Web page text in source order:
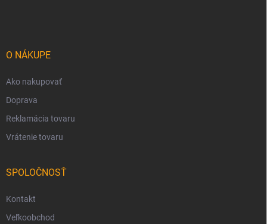
O NÁKUPE
Ako nakupovať
Doprava
Reklamácia tovaru
Vrátenie tovaru
SPOLOČNOSŤ
Kontakt
Veľkoobchod